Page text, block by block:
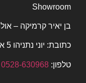
Showroom
בן יאיר קרמיקה –
כתובת: יוני נתניהו 5 א.ת אור-יהודה
טלפון: 0528-630968